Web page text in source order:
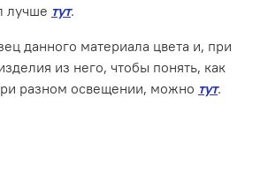
лучше тут.
данного материала цвета и, при
из него, чтобы понять, как
разном освещении, можно тут.